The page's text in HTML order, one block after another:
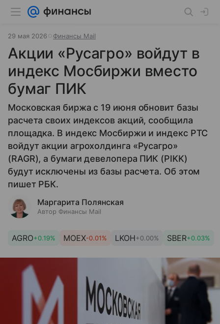
29 мая 2026 Финансы Mail
Акции «Русагро» войдут в
индекс Мосбиржи вместо
бумаг ПИК
Московская биржа с 19 июня обновит базы
расчета своих индексов акций, сообщила
площадка. В индекс Мосбиржи и индекс РТС
войдут акции агрохолдинга «Русагро»
(RAGR), а бумаги девелопера ПИК (PIKK)
будут исключены из базы расчета. Об этом
пишет РБК.
Маргарита Полянская
Автор Финансы Mail
AGRO+0.19% MOEX-0.01% LKOH+0.00% SBER+0.03%